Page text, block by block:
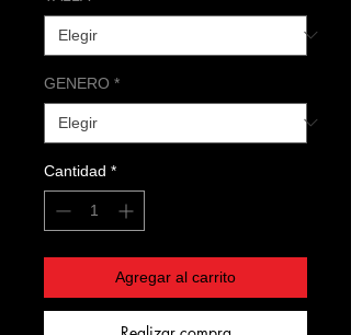
GENERO *
Cantidad *
Agregar al carrito